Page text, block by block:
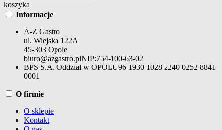
koszyka
Informacje
A-Z Gastro
ul. Wiejska 122A
45-303 Opole
biuro@azgastro.plNIP:754-100-63-02
BPS S.A. Oddział w OPOLU96 1930 1028 2240 0252 8841
0001
O firmie
O sklepie
Kontakt